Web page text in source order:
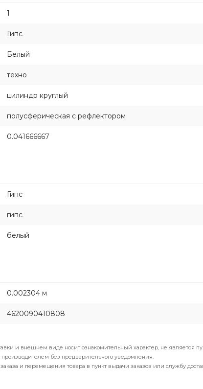
1
Гипс
Белый
техно
цилиндр круглый
полусферическая с рефлектором
0.041666667
Гипс
гипс
белый
0.002304 м
4620090410808
и внешнем виде носит ознакомительный характер, не является
без предварительного уведомления.
и перемещения товара в пункт выдачи заказов или службу